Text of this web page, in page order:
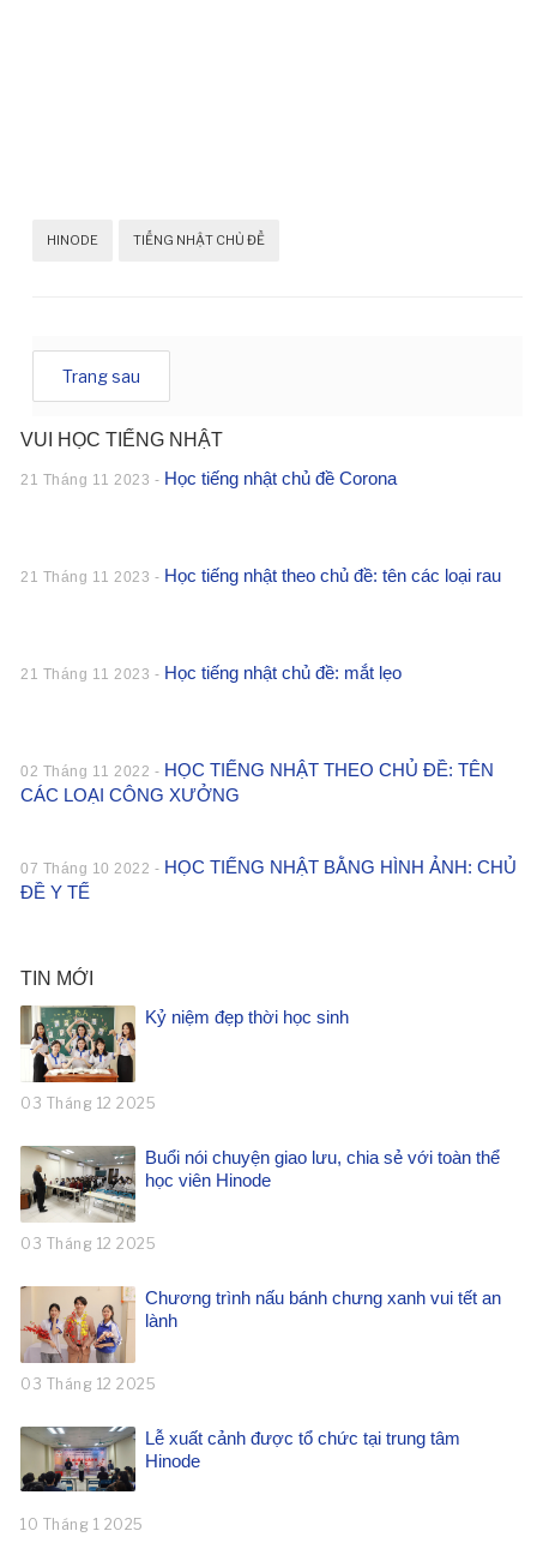
HINODE TIẾNG NHẬT CHỦ ĐỀ
Trang sau
VUI HỌC TIẾNG NHẬT
21 Tháng 11 2023 - Học tiếng nhật chủ đề Corona
21 Tháng 11 2023 - Học tiếng nhật theo chủ đề: tên các loại rau
21 Tháng 11 2023 - Học tiếng nhật chủ đề: mắt lẹo
02 Tháng 11 2022 - HỌC TIẾNG NHẬT THEO CHỦ ĐỀ: TÊN
CÁC LOẠI CÔNG XƯỞNG
07 Tháng 10 2022 - HỌC TIẾNG NHẬT BẰNG HÌNH ẢNH: CHỦ
ĐỀ Y TẾ
TIN MỚI
Kỷ niệm đẹp thời học sinh
03 Tháng 12 2025
Buổi nói chuyện giao lưu, chia sẻ với toàn thể
học viên Hinode
03 Tháng 12 2025
Chương trình nấu bánh chưng xanh vui tết an
lành
03 Tháng 12 2025
Lễ xuất cảnh được tổ chức tại trung tâm
Hinode
10 Tháng 1 2025